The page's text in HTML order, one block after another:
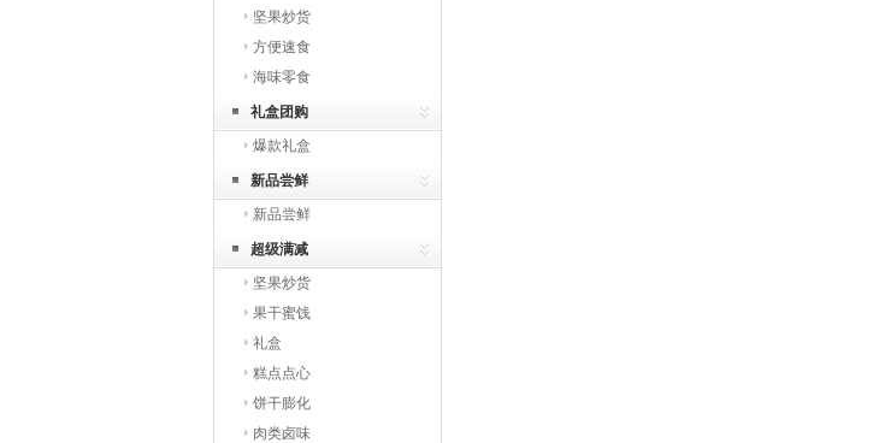
坚果炒货
方便速食
海味零食
礼盒团购
爆款礼盒
新品尝鲜
新品尝鲜
超级满减
坚果炒货
果干蜜饯
礼盒
糕点点心
饼干膨化
肉类卤味